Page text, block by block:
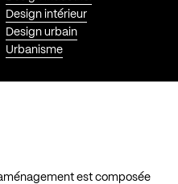
Design intérieur
Design urbain
Urbanisme
est composée